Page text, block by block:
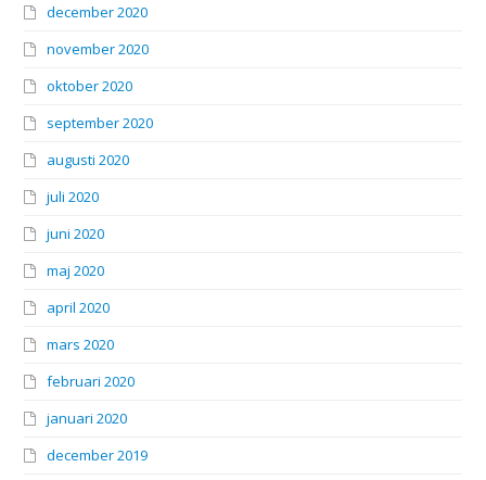
december 2020
november 2020
oktober 2020
september 2020
augusti 2020
juli 2020
juni 2020
maj 2020
april 2020
mars 2020
februari 2020
januari 2020
december 2019